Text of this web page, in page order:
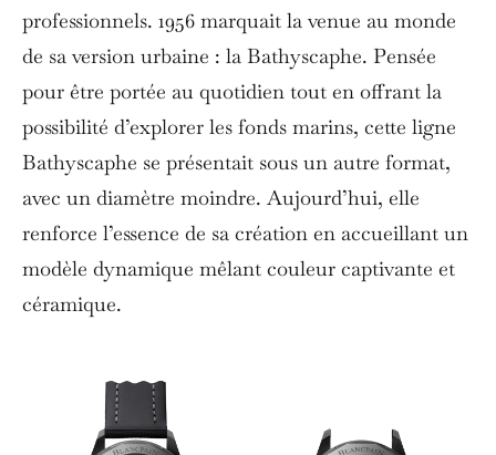
professionnels. 1956 marquait la venue au monde
de sa version urbaine : la Bathyscaphe. Pensée
pour être portée au quotidien tout en offrant la
possibilité d’explorer les fonds marins, cette ligne
Bathyscaphe se présentait sous un autre format,
avec un diamètre moindre. Aujourd’hui, elle
renforce l’essence de sa création en accueillant un
modèle dynamique mêlant couleur captivante et
céramique.